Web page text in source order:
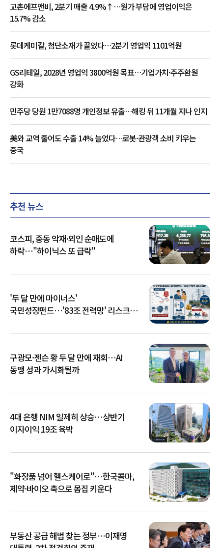
교촌에프앤비, 2분기 매출 4.9%↑…원가 부담에 영업이익은
15.7% 감소
롯데케미칼, 첨단소재가 끌었다…2분기 영업익 1101억원
GS리테일, 2028년 영업익 3800억원 목표…기업가치·주주환원
강화
민주당 당원 1만7088명 개인정보 유출…해킹 뒤 11개월 지나 인지
美와 교역 줄어도 수출 14% 늘었다…로봇·관광객 소비 키우는
중국
추천 뉴스
코스피, 중동 악재·외인 순매도에
하락…"하이닉스 또 급락"
'두 달 만에 마이너스'
국민성장펀드…'83조 전력망' 리스크
구광모·젠슨 황 두 달 만에 재회…AI
동맹 성과 가시화될까
4대 은행 NIM 일제히 상승…상반기
이자이익 19조 육박
"화장품 넘어 헬스케어로"…한국콜마,
제약·바이오 축으로 몸집 키운다
부동산 공급 해법 찾는 정부…이재명